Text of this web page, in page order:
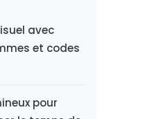
avec
et codes
pour